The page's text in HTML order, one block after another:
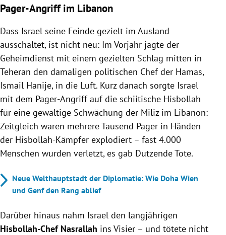
Pager-Angriff im Libanon
Dass Israel seine Feinde gezielt im Ausland
ausschaltet, ist nicht neu: Im Vorjahr jagte der
Geheimdienst mit einem gezielten Schlag mitten in
Teheran den damaligen politischen Chef der Hamas,
Ismail Hanije, in die Luft. Kurz danach sorgte Israel
mit dem Pager-Angriff auf die schiitische Hisbollah
für eine gewaltige Schwächung der Miliz im Libanon:
Zeitgleich waren mehrere Tausend Pager in Händen
der Hisbollah-Kämpfer explodiert – fast 4.000
Menschen wurden verletzt, es gab Dutzende Tote.
Neue Welthauptstadt der Diplomatie: Wie Doha Wien
und Genf den Rang ablief
Darüber hinaus nahm Israel den langjährigen
Hisbollah-Chef Nasrallah ins Visier – und tötete nicht